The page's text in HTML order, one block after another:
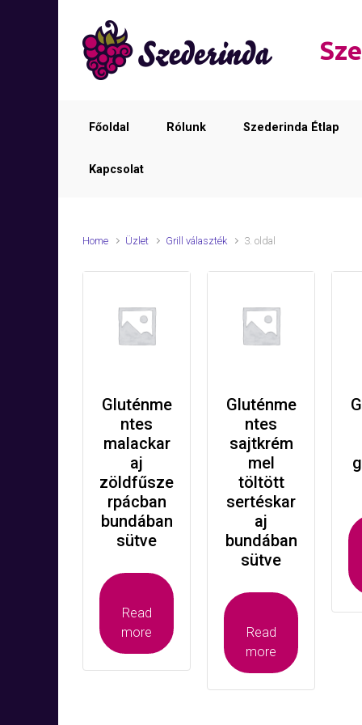
Főoldal Rólunk Szederinda Étlap
Kapcsolat
Home Üzlet Grill választék 3. oldal
Gluténme
ntes
malackar
aj
zöldfűsze
rpácban
bundában
sütve
Read
more
Gluténme
ntes
sajtkrém
mel
töltött
sertéskar
aj
bundában
sütve
Read
more